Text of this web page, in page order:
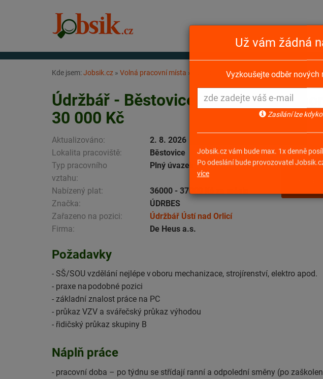
Kde jsem:Jobsik.cz » Volná pracovní místa » Údržbář - Běstovice u Chocně - náborový
Údržbář - Běstovice u Chocně -
30 000 Kč
Aktualizováno:
2. 8. 2026
Lokalita pracoviště:
Běstovice
Typ pracovního
vztahu:
Plný úvazek
Nabízený plat:
36000 - 37000 Kč za měsíc
Značka:
ÚDRBES
Zařazeno na pozici:
Údržbář Ústí nad Orlicí
Firma:
De Heus a.s.
Požadavky
- SŠ/SOU vzdělání nejlépe v oboru mechanizace, strojírenství, elektro apod.
- praxe na podobné pozici
- základní znalost práce na PC
- průkaz VZV a svářečský průkaz výhodou
- řidičský průkaz skupiny B
Náplň práce
- pracovní doba – po týdnu se střídají ranní a odpolední směny (po
Už vám žádná
Vyzkoušejte odběr nových
Jobsik.cz vám bude max. 1x denně
Po odeslání bude provozovatel